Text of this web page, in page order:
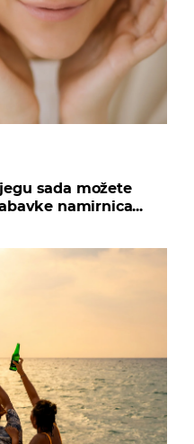
sada možete
namirnica...